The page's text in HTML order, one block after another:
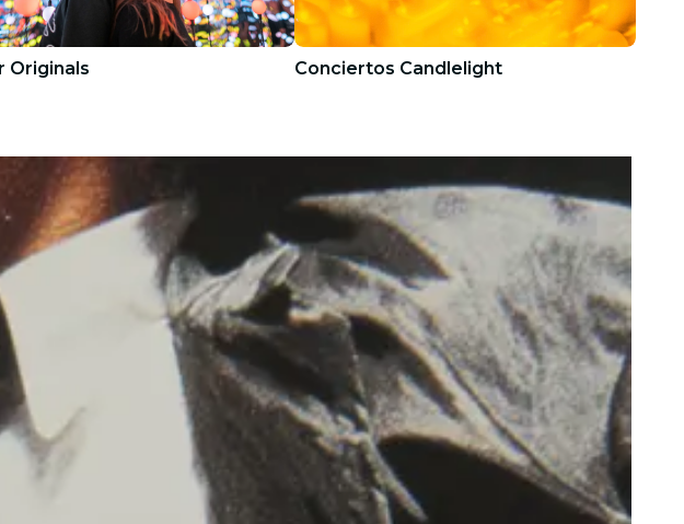
Originals Conciertos Candlelight